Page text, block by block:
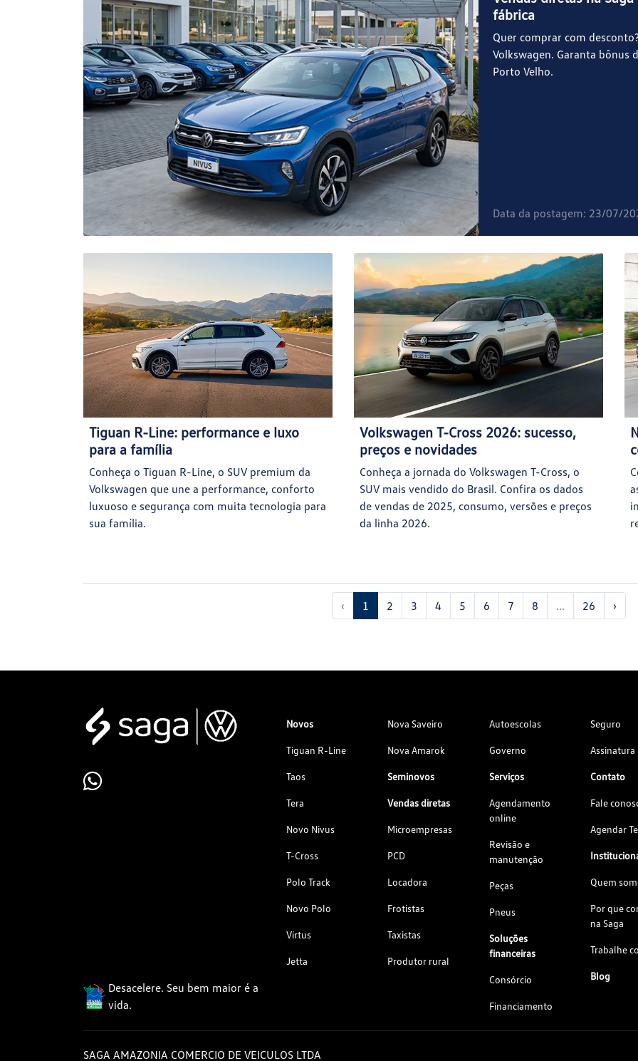
fábrica
Quer comprar com
Volkswagen. Garanta bônus
Porto Velho.
Data da postagem: 23/07/
Tiguan R-Line: performance e luxo
para a família
Conheça o Tiguan R-Line, o SUV premium da
Volkswagen que une a performance, conforto
luxuoso e segurança com muita tecnologia para
sua família.
Volkswagen T-Cross 2026: sucesso,
preços e novidades
Conheça a jornada do Volkswagen T-Cross, o
SUV mais vendido do Brasil. Confira os dados
de vendas de 2025, consumo, versões e preços
da linha 2026.
‹ 1 2 3 4 5 6 7 8 ... 26 ›
Desacelere. Seu bem maior é a
vida.
Novos
Tiguan R-Line
Taos
Tera
Novo Nivus
T-Cross
Polo Track
Novo Polo
Virtus
Jetta
Nova Saveiro
Nova Amarok
Seminovos
Vendas diretas
Microempresas
PCD
Locadora
Frotistas
Taxistas
Produtor rural
Autoescolas
Governo
Serviços
Agendamento
online
Revisão e
manutenção
Peças
Pneus
Soluções
financeiras
Consórcio
Financiamento
Seguro
Assinatura
Contato
Fale
Agendar
Quem
Por que
na Saga
Trabalhe
Blog
SAGA AMAZONIA COMERCIO DE VEICULOS LTDA